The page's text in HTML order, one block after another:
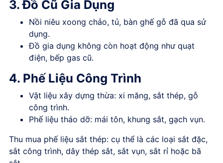
3. Đồ Cũ Gia Dụng
Nồi niêu xoong chảo, tủ, bàn ghế gỗ đã qua sử
dụng.
Đồ gia dụng không còn hoạt động như quạt
điện, bếp gas cũ.
4. Phế Liệu Công Trình
Vật liệu xây dựng thừa: xi măng, sắt thép, gỗ
công trình.
Phế liệu tháo dỡ: mái tôn, khung sắt, gạch vụn.
Thu mua phế liệu sắt thép: cụ thể là các loại sắt đặc,
sắt công trình, dây thép sắt, sắt vụn, sắt rỉ hoặc bã